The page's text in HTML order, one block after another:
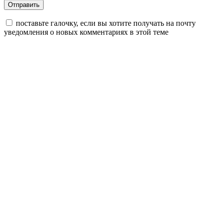
поставьте галочку, если вы хотите получать на почту
уведомления о новых комментариях в этой теме